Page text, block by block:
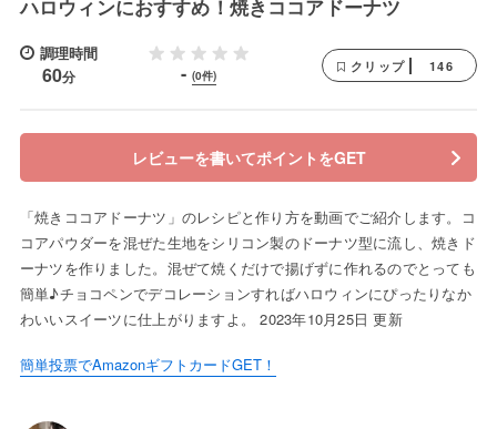
ハロウィンにおすすめ！焼きココアドーナツ
調理時間
60分 - (0件)
クリップ 146
レビューを書いてポイントをGET
「焼きココアドーナツ」のレシピと作り方を動画でご紹介します。コ
コアパウダーを混ぜた生地をシリコン製のドーナツ型に流し、焼きド
ーナツを作りました。混ぜて焼くだけで揚げずに作れるのでとっても
簡単♪チョコペンでデコレーションすればハロウィンにぴったりなか
わいいスイーツに仕上がりますよ。 2023年10月25日 更新
簡単投票でAmazonギフトカードGET！